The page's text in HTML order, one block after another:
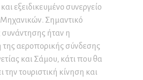
εξειδικευμένο συνεργείο
Μηχανικών. Σημαντικό
συνάντησης ήταν η
αεροπορικής σύνδεσης
και Σάμου, κάτι που θα
την τουριστική κίνηση και